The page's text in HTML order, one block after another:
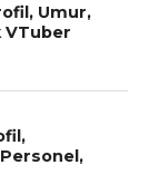
Umur,
VTuber